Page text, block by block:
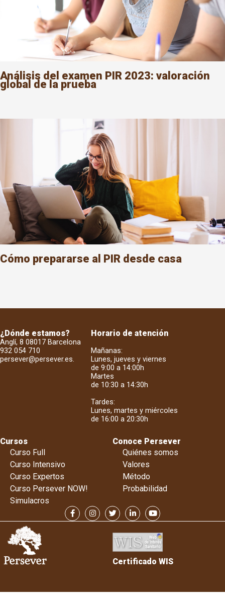
Análisis del examen PIR 2023: valoración
global de la prueba
Cómo prepararse al PIR desde casa
¿Dónde estamos?
Anglí, 8 08017 Barcelona
932 054 710
persever@persever.es.
Horario de atención
Mañanas:
Lunes, jueves y viernes
de 9:00 a 14:00h
Martes
de 10:30 a 14:30h
Tardes:
Lunes, martes y miércoles
de 16:00 a 20:30h
Cursos
Curso Full
Curso Intensivo
Curso Expertos
Curso Persever NOW!
Simulacros
Conoce Persever
Quiénes somos
Valores
Método
Probabilidad
Certificado WIS